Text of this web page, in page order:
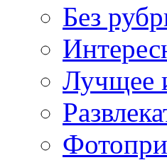
Без
Лучщее